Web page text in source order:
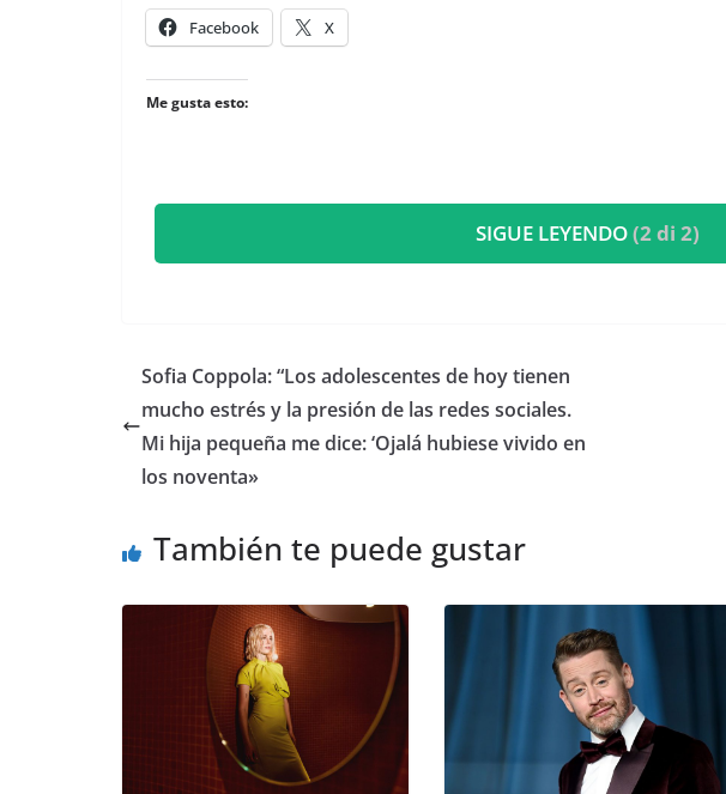
Facebook X
Me gusta esto:
SIGUE LEYENDO(2 di 2)
​Sofia Coppola: “Los adolescentes de hoy tienen
mucho estrés y la presión de las redes sociales.
Mi hija pequeña me dice: ‘Ojalá hubiese vivido en
los noventa»
También te puede gustar